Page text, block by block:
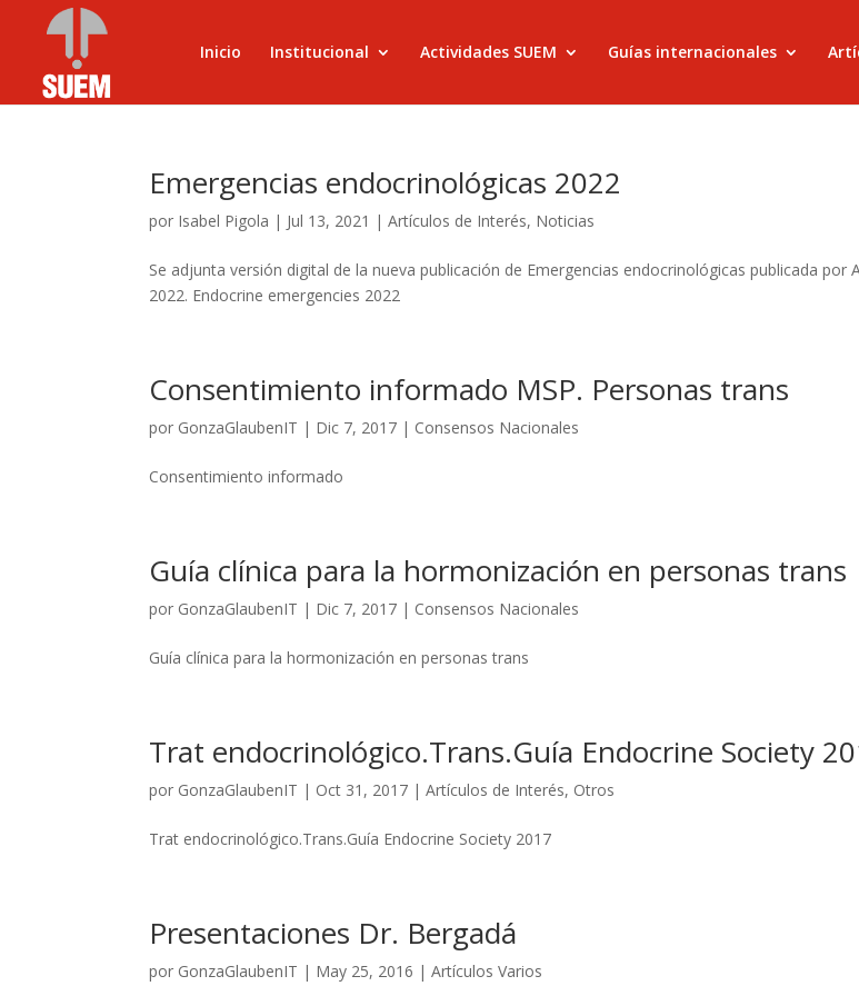
Inicio Institucional Actividades SUEM Guías internacionales
Emergencias endocrinológicas 2022
por Isabel Pigola | Jul 13, 2021 |Artículos de Interés, Noticias
Se adjunta versión digital de la nueva publicación de Emergencias endocrinológicas publicada por
2022. Endocrine emergencies 2022
Consentimiento informado MSP. Personas trans
por GonzaGlaubenIT | Dic 7, 2017 | Consensos Nacionales
Consentimiento informado
Guía clínica para la hormonización en personas trans
por GonzaGlaubenIT | Dic 7, 2017 | Consensos Nacionales
Guía clínica para la hormonización en personas trans
Trat endocrinológico.Trans.Guía Endocrine Society
por GonzaGlaubenIT | Oct 31, 2017 |Artículos de Interés, Otros
Trat endocrinológico.Trans.Guía Endocrine Society 2017
Presentaciones Dr. Bergadá
por GonzaGlaubenIT | May 25, 2016 |Artículos Varios